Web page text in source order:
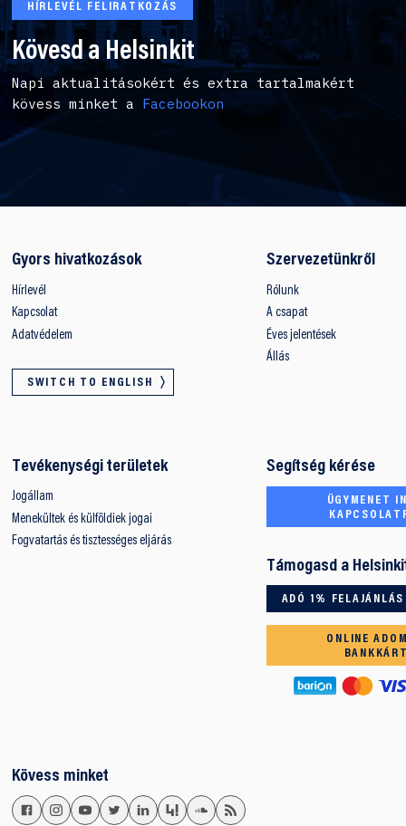
HÍRLEVÉL FELIRATKOZÁS
Kövesd a Helsinkit
Napi aktualitásokért és extra tartalmakért
kövess minket a Facebookon
Gyors hivatkozások
Hírlevél
Kapcsolat
Adatvédelem
SWITCH TO ENGLISH
Szervezetünkről
Rólunk
A csapat
Éves jelentések
Állás
Tevékenységi területek
Jogállam
Menekültek és külföldiek jogai
Fogvatartás és tisztességes eljárás
Segítség kérése
ÜGYMENET
Támogasd a
ADÓ 1% FELAJÁNLÁS
ONLINE
Kövess minket